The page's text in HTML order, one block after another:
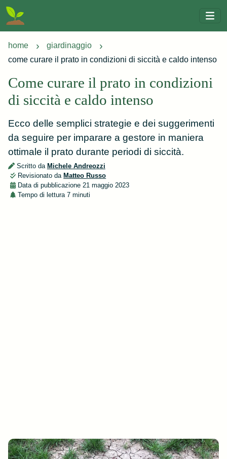
home
giardinaggio
come curare il prato in condizioni di siccità e caldo intenso
Come curare il prato in condizioni
di siccità e caldo intenso
Ecco delle semplici strategie e dei suggerimenti
da seguire per imparare a gestore in maniera
ottimale il prato durante periodi di siccità.
Scritto da Michele Andreozzi
Revisionato da Matteo Russo
Data di pubblicazione21 maggio 2023
Tempo di lettura7 minuti